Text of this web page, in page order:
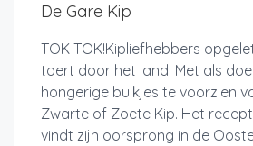
De Gare Kip
TOK TOK!Kipliefhebbers
toert door het land! Met als
hongerige buikjes te voorzien
Zwarte of Zoete Kip. Het
vindt zijn oorsprong in de